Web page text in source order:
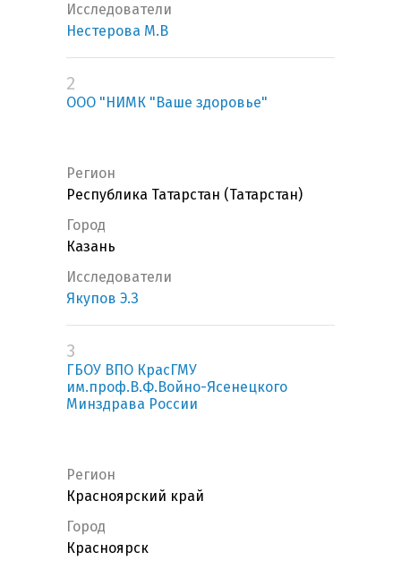
Исследователи
Нестерова М.В
2
ООО "НИМК "Ваше здоровье"
Регион
Республика Татарстан (Татарстан)
Город
Казань
Исследователи
Якупов Э.З
3
ГБОУ ВПО КрасГМУ
им.проф.В.Ф.Войно-Ясенецкого
Минздрава России
Регион
Красноярский край
Город
Красноярск